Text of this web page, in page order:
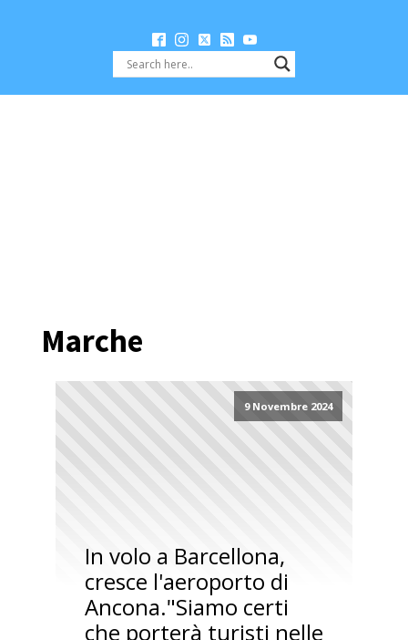
Marche
9 Novembre 2024
In volo a Barcellona,
cresce l'aeroporto di
Ancona."Siamo certi
che porterà turisti nelle